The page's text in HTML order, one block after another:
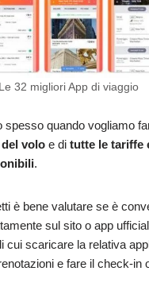
Le 32 migliori App di viaggio
spesso quando vogliamo
volo e di tutte le tariffe
.
è bene valutare se è
sul sito o app
cui scaricare la relativa
e fare il check-in